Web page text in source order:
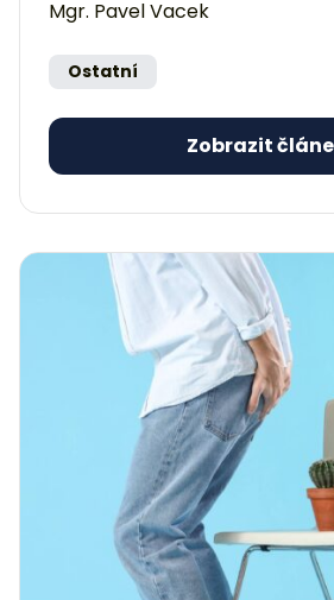
Mgr. Pavel Vacek
Ostatní
Zobrazit